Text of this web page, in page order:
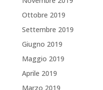
Ottobre 2019
Settembre 2019
Giugno 2019
Maggio 2019
Aprile 2019
Marzo 2019